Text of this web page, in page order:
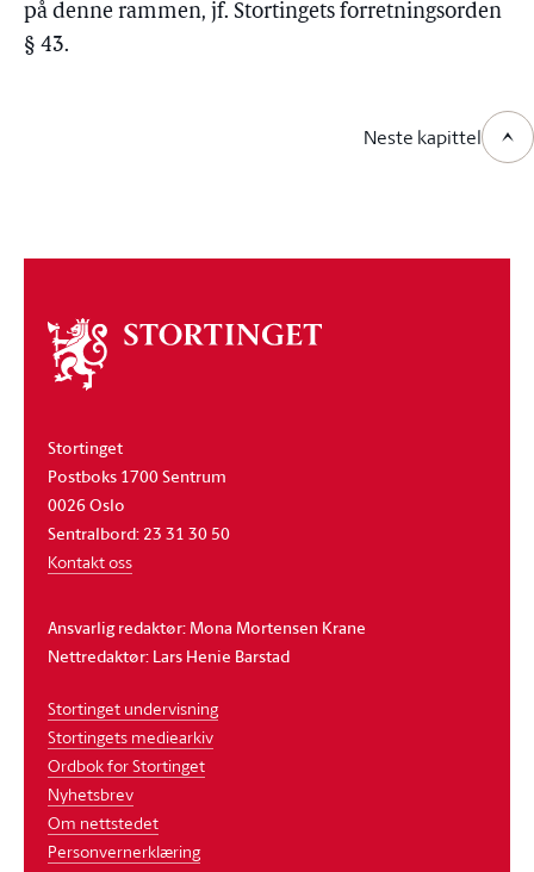
på denne rammen, jf. Stortingets forretningsorden
§ 43.
Neste kapittel
Om
stortinget
Stortinget
Postboks 1700 Sentrum
0026 Oslo
Sentralbord: 23 31 30 50
Kontakt oss
Ansvarlig redaktør: Mona Mortensen Krane
Nettredaktør: Lars Henie Barstad
Stortinget undervisning
Stortingets mediearkiv
Ordbok for Stortinget
Nyhetsbrev
Om nettstedet
Personvernerklæring